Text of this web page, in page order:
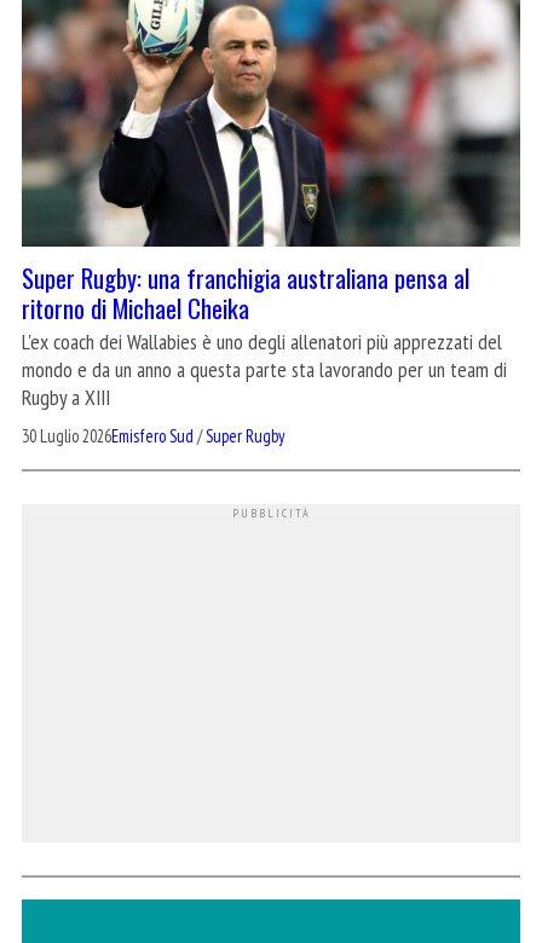
Super Rugby: una franchigia australiana pensa al
ritorno di Michael Cheika
L'ex coach dei Wallabies è uno degli allenatori più apprezzati del
mondo e da un anno a questa parte sta lavorando per un team di
Rugby a XIII
30 Luglio 2026Emisfero Sud /Super Rugby